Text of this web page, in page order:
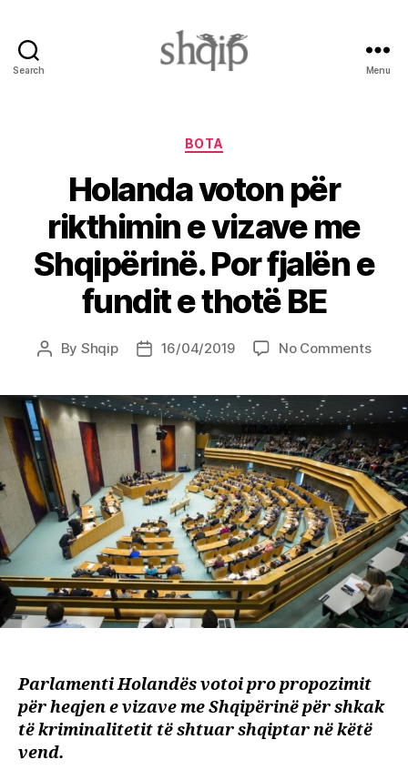
Search Menu
Categories
BOTA
Holanda voton për
rikthimin e vizave me
Shqipërinë. Por fjalën e
fundit e thotë BE
Post
By Shqip
Post16/04/2019 No Commentson
për
e
me
Por
fjalën
e
fundit
e
thotë
Parlamenti Holandës votoi pro propozimit
për heqjen e vizave me Shqipërinë për shkak
të kriminalitetit të shtuar shqiptar në këtë
vend.